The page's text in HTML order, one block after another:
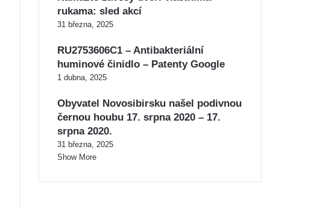
rukama: sled akcí
31 března, 2025
RU2753606C1 – Antibakteriální
huminové činidlo – Patenty Google
1 dubna, 2025
Obyvatel Novosibirsku našel podivnou
černou houbu 17. srpna 2020 – 17.
srpna 2020.
31 března, 2025
Show More